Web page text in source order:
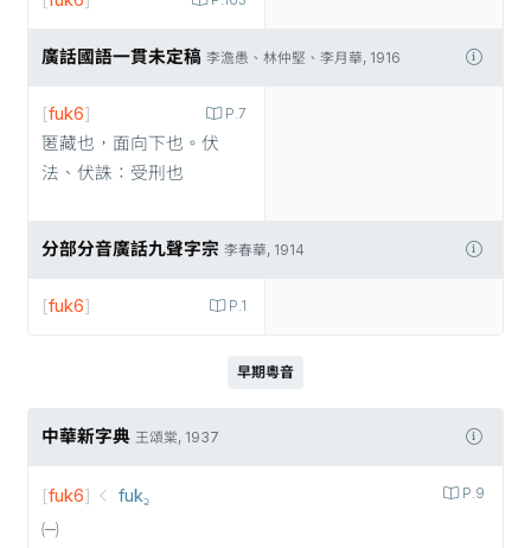
廣話國語一貫未定稿 李澹愚、林仲堅、李月華, 1916
P.7
[fuk6]
匿藏也，面向下也。伏
法、伏誅：受刑也
分部分音廣話九聲字宗 李春華, 1914
P.1
[fuk6]
早期粵音
中華新字典 王頌棠, 1937
P.9
[fuk6] fuk꜇
㈠